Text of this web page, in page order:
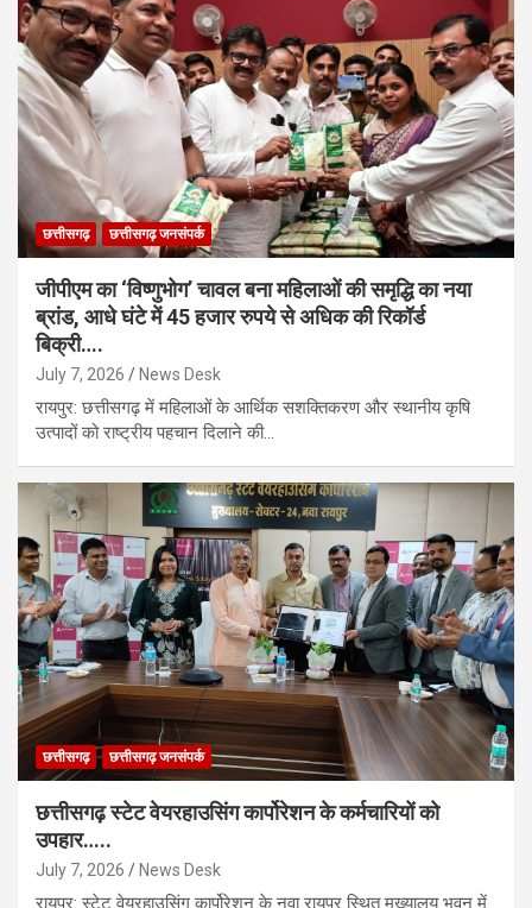
छत्तीसगढ़ छत्तीसगढ़ जनसंपर्क
जीपीएम का ‘विष्णुभोग’ चावल बना महिलाओं की समृद्धि का नया
ब्रांड, आधे घंटे में 45 हजार रुपये से अधिक की रिकॉर्ड
बिक्री….
July 7, 2026 News Desk
रायपुर: छत्तीसगढ़ में महिलाओं के आर्थिक सशक्तिकरण और स्थानीय कृषि
उत्पादों को राष्ट्रीय पहचान दिलाने की…
छत्तीसगढ़ छत्तीसगढ़ जनसंपर्क
छत्तीसगढ़ स्टेट वेयरहाउसिंग कार्पोरेशन के कर्मचारियों को
उपहार…..
July 7, 2026 News Desk
रायपुर: स्टेट वेयरहाउसिंग कार्पोरेशन के नवा रायपुर स्थित मुख्यालय भवन में